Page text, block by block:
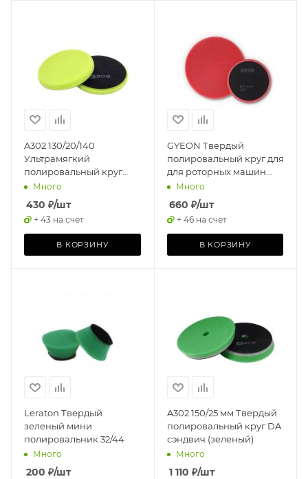
A302 130/20/140
Ультрамягкий
полировальный круг
(зеленый) STANDART
PAD (GREEN)
Много
430 ₽/шт
+ 43 на счет
В КОРЗИНУ
GYEON Твердый
полировальный круг для
для роторных машин
красный Q2M Rotary Cut
80мм, 1шт
Много
660 ₽/шт
+ 46 на счет
В КОРЗИНУ
Leraton Твердый
зеленый мини
полировальник 32/44
Много
200 ₽/шт
A302 150/25 мм Твердый
полировальный круг DA
сэндвич (зеленый)
Много
1 110 ₽/шт